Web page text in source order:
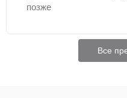
позже
Все